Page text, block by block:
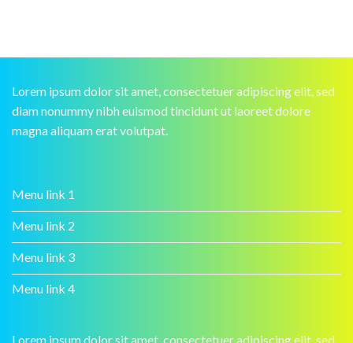
Lorem ipsum dolor sit amet, consectetuer adipiscing elit, sed
diam nonummy nibh euismod tincidunt ut laoreet dolore
magna aliquam erat volutpat.
Menu link 1
Menu link 2
Menu link 3
Menu link 4
Lorem ipsum dolor sit amet, consectetuer adipiscing elit, sed